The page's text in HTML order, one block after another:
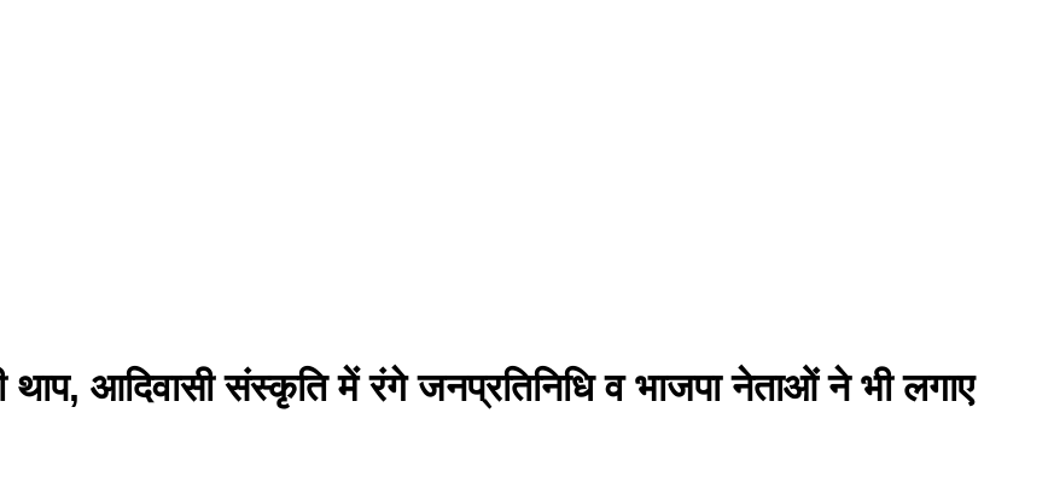
आदिवासी संस्कृति में रंगे जनप्रतिनिधि व भाजपा नेताओं ने भी लगाए